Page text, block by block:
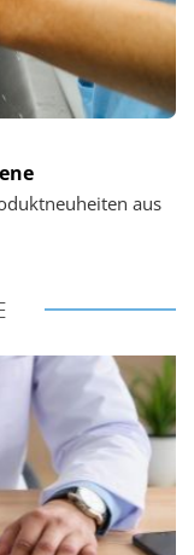
aus